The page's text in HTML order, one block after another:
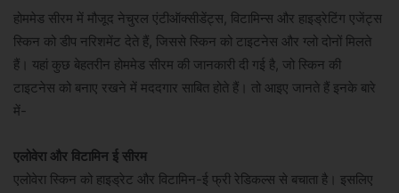
होममेड सीरम में मौजूद नेचुरल एंटीऑक्सीडेंट्स, विटामिन्स और हाइड्रेटिंग एजेंट्स
स्किन को डीप नरिशमेंट देते हैं, जिससे स्किन को टाइटनेस और ग्लो दोनों मिलते
हैं। यहां कुछ बेहतरीन होममेड सीरम की जानकारी दी गई है, जो स्किन की
टाइटनेस को बनाए रखने में मददगार साबित होते हैं। तो आइए जानते हैं इनके बारे
में-
एलोवेरा और विटामिन ई सीरम
एलोवेरा स्किन को हाइड्रेट और विटामिन-ई फ्री रेडिकल्स से बचाता है। इसलिए